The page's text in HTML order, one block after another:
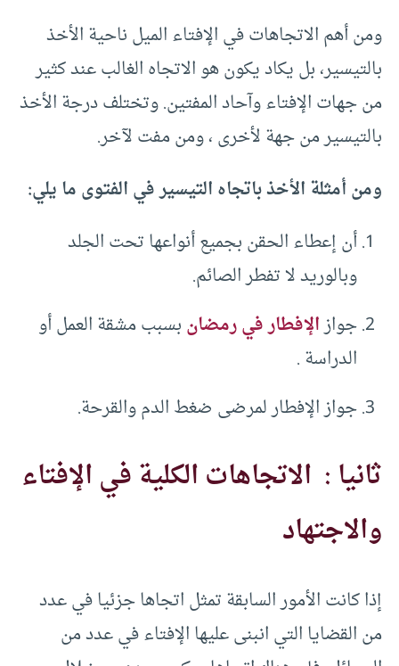
ومن أهم الاتجاهات في الإفتاء الميل ناحية الأخذ
بالتيسير، بل يكاد يكون هو الاتجاه الغالب عند كثير
من جهات الإفتاء وآحاد المفتين. وتختلف درجة الأخذ
بالتيسير من جهة لأخرى ، ومن مفت لآخر.
ومن أمثلة الأخذ باتجاه التيسير في الفتوى ما يلي:
أن إعطاء الحقن بجميع أنواعها تحت الجلد
وبالوريد لا تفطر الصائم.
جوازالإفطار في رمضانبسبب مشقة العمل أو
الدراسة .
جواز الإفطار لمرضى ضغط الدم والقرحة.
ثانيا : الاتجاهات الكلية في الإفتاء
والاجتهاد
إذا كانت الأمور السابقة تمثل اتجاها جزئيا في عدد
من القضايا التي انبنى عليها الإفتاء في عدد من